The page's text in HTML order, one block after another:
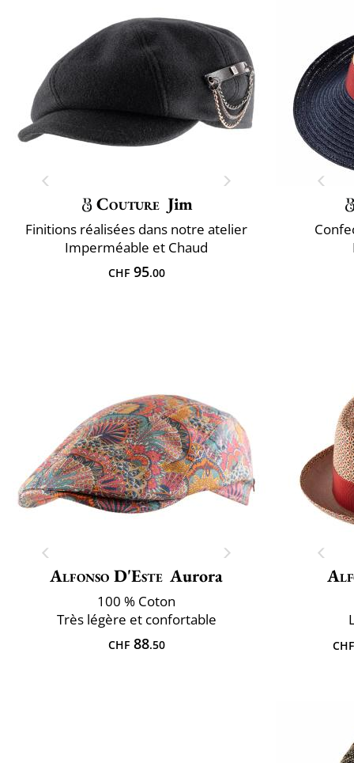
Couture Jim
Finitions réalisées dans notre atelier
Imperméable et Chaud
CHF95.00
Alfonso D'Este Aurora
100 % Coton
Très légère et confortable
CHF88.50 CHF